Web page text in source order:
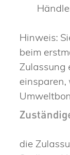
Hinweis:
beim
Zulassung
einsparen,
die